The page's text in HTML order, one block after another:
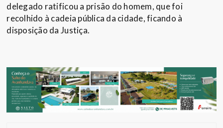
delegado ratificou a prisão do homem, que foi
recolhido à cadeia pública da cidade, ficando à
disposição da Justiça.